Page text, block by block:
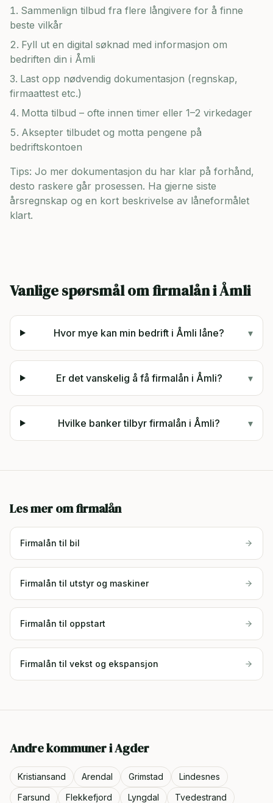
Sammenlign tilbud fra flere långivere for å finne
beste vilkår
Fyll ut en digital søknad med informasjon om
bedriften din i Åmli
Last opp nødvendig dokumentasjon (regnskap,
firmaattest etc.)
Motta tilbud – ofte innen timer eller 1–2 virkedager
Aksepter tilbudet og motta pengene på
bedriftskontoen
Tips: Jo mer dokumentasjon du har klar på forhånd,
desto raskere går prosessen. Ha gjerne siste
årsregnskap og en kort beskrivelse av låneformålet
klart.
Vanlige spørsmål om firmalån iÅmli
Hvor mye kan min bedrift i Åmli låne? ▾
Er det vanskelig å få firmalån i Åmli? ▾
Hvilke banker tilbyr firmalån i Åmli? ▾
Les mer om firmalån
Firmalån til bil
Firmalån til utstyr og maskiner
Firmalån til oppstart
Firmalån til vekst og ekspansjon
Andre kommuner iAgder
Kristiansand Arendal Grimstad
Lindesnes
Farsund
Flekkefjord Lyngdal
Tvedestrand